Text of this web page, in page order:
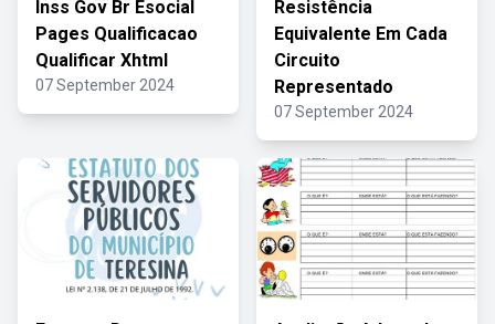
Inss Gov Br Esocial
Pages Qualificacao
Qualificar Xhtml
07 September 2024
Resistência
Equivalente Em Cada
Circuito
Representado
07 September 2024